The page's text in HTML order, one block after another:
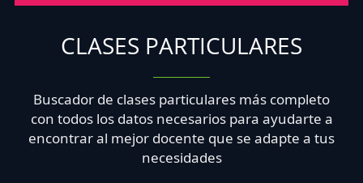
CLASES PARTICULARES
Buscador de clases particulares más completo
con todos los datos necesarios para ayudarte a
encontrar al mejor docente que se adapte a tus
necesidades